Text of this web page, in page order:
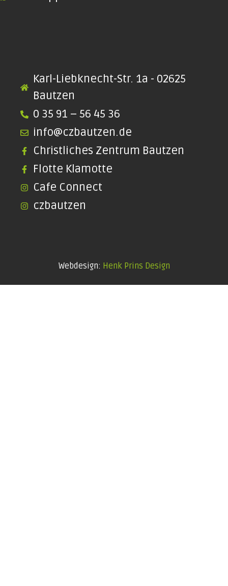
Karl-Liebknecht-Str. 1a - 02625
Bautzen
0 35 91 – 56 45 36
info@czbautzen.de
Christliches Zentrum Bautzen
Flotte Klamotte
Cafe Connect
czbautzen
Webdesign: Henk Prins Design